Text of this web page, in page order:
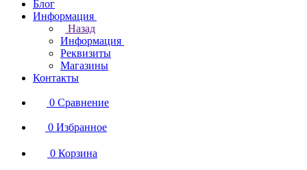
Блог
Информация
Назад
Информация
Реквизиты
Магазины
Контакты
0 Сравнение
0 Избранное
0 Корзина